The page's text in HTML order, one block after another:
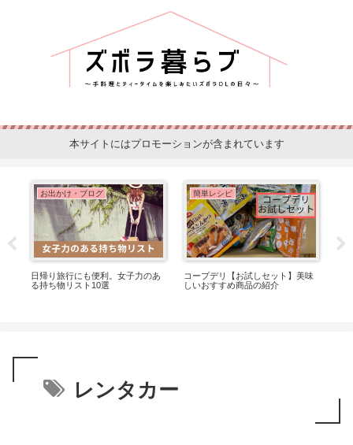
本サイトにはプロモーションが含まれています
お出かけ・ブログ
日帰り旅行にも便利。女子力のあ
る持ち物リスト10選
簡単レシピ
コープデリ【お試しセット】美味
しいおすすめ商品の紹介
レンタカー